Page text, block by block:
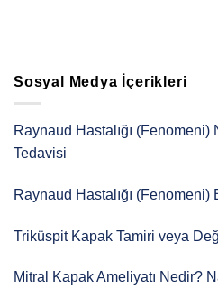
Sosyal Medya İçerikleri
Raynaud Hastalığı
Tedavisi
Raynaud Hastalığı
Triküspit Kapak Tamiri veya
Mitral Kapak Ameliyatı Nedir?